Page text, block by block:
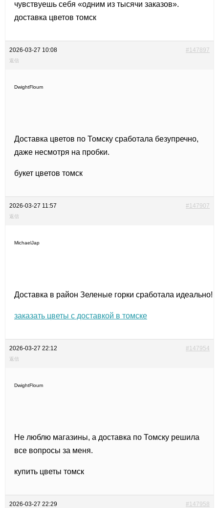
чувствуешь себя «одним из тысячи заказов».
доставка цветов томск
2026-03-27 10:08 #147897
返信
DwightFloum
Доставка цветов по Томску сработала безупречно,
даже несмотря на пробки.
букет цветов томск
2026-03-27 11:57 #147907
返信
MichaelJap
Доставка в район Зеленые горки сработала идеально!
заказать цветы с доставкой в томске
2026-03-27 22:12 #147954
返信
DwightFloum
Не люблю магазины, а доставка по Томску решила
все вопросы за меня.
купить цветы томск
2026-03-27 22:29 #147958